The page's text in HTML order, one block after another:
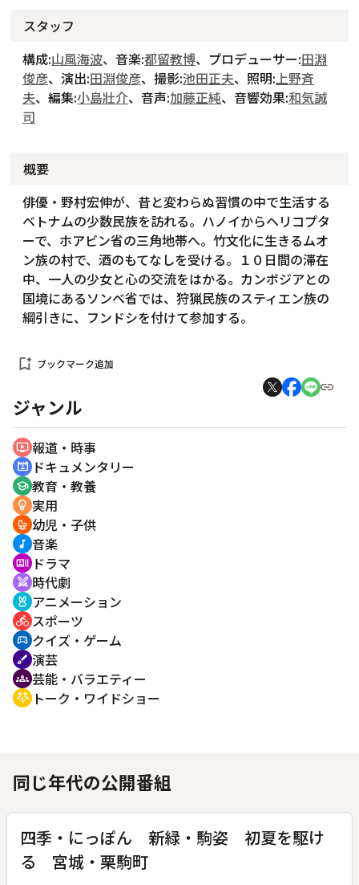
スタッフ
構成:山風海波、音楽:都留教博、プロデューサー:田淵
俊彦、演出:田淵俊彦、撮影:池田正夫、照明: 上野斉
夫、編集:小島壯介、音声:加藤正純、音響効果:和気誠
司
概要
俳優・野村宏伸が、昔と変わらぬ習慣の中で生活する
ベトナムの少数民族を訪れる。ハノイからヘリコプタ
ーで、ホアビン省の三角地帯へ。竹文化に生きるムオ
ン族の村で、酒のもてなしを受ける。１０日間の滞在
中、一人の少女と心の交流をはかる。カンボジアとの
国境にあるソンベ省では、狩猟民族のスティエン族の
綱引きに、フンドシを付けて参加する。
bookmark_add ブックマーク追加
ジャンル
ondemand_video 報道・時事
cinematic_blur ドキュメンタリー
school 教育・教養
emoji_objects 実用
crib 幼児・子供
music_note 音楽
recent_actors ドラマ
swords 時代劇
cruelty_free アニメーション
directions_bike スポーツ
sports_esports クイズ・ゲーム
brush 演芸
groups 芸能・バラエティー
adaptive_audio_mic トーク・ワイドショー
同じ年代の公開番組
四季・にっぽん 新緑・駒姿 初夏を駆け
る 宮城・栗駒町